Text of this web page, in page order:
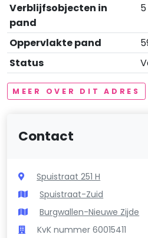
Verblijfsobjecten in
pand
5
Oppervlakte pand
Status
MEER OVER DIT ADRES
Contact
Spuistraat 251 H
Spuistraat-Zuid
Burgwallen-Nieuwe Zijde
KvK nummer 60015411